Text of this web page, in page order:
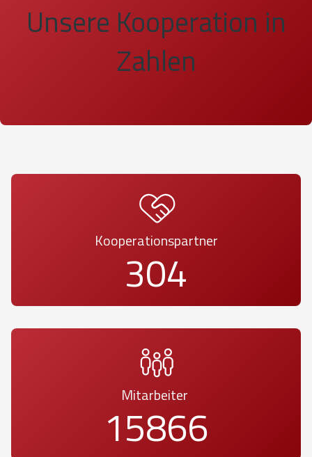
Unsere Kooperation in
Zahlen
373
Kooperationspartner
19507
Mitarbeiter